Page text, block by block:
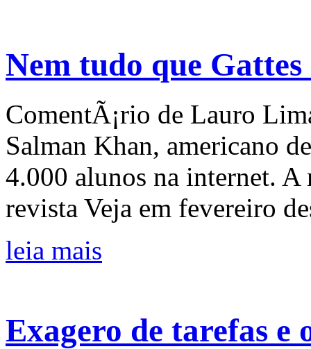
Nem tudo que
ComentÃ¡rio de Lauro
Salman Khan, americano
4.000 alunos na internet.
revista Veja em fevereiro
leia mais
Exagero de tarefas e